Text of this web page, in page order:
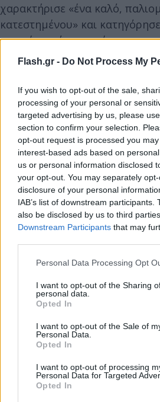
Flash.gr - Do Not Process My
If you wish to opt-out of the sale,
processing of your personal or
targeted advertising by us, please
section to confirm your selection.
opt-out request is processed you
interest-based ads based on
us or personal information disclosed
your opt-out. You may separately
disclosure of your personal
IAB’s list of downstream participants.
also be disclosed by us to third
Downstream Participants that may
Please note that this website/app
not limited to your visit or usage
grant or deny consent to Google and
use your data for below specified
consent section.
Personal Data Processing Opt
I want to opt-out of the Sharing
personal data.
Opted In
I want to opt-out of the Sale of
Personal Data.
Opted In
I want to opt-out of processing
Personal Data for Targeted
Opted In
χαρακτήρισε «ένα καλό,
κατεστημένου» και
οικογένεια ότι επηρέασε την
της ασφάλειάς του.
Ερωτηθείς αν είχε ζητήσει
παρέμβει στη διαμάχη για
πρίγκιπας Χάρι απάντησε
παρέμβει - του ζήτησα να
αφήσει τους ειδικούς να
Ο πρίγκιπας είπε ότι η
διαδικασία λήψης απόφασης
«αποκάλυψε τους